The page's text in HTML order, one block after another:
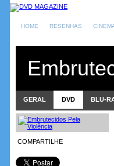
HOME RESENHAS
GERAL DVD BLU-
COMPARTILHE